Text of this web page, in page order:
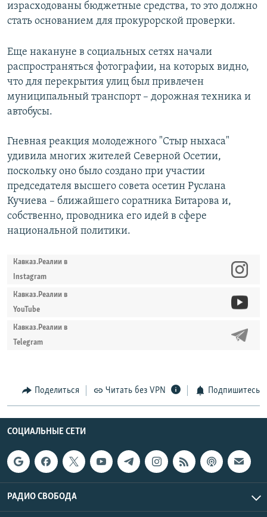
израсходованы бюджетные средства, то это должно
стать основанием для прокурорской проверки.
Еще накануне в социальных сетях начали
распространяться фотографии, на которых видно,
что для перекрытия улиц был привлечен
муниципальный транспорт – дорожная техника и
автобусы.
Гневная реакция молодежного "Стыр ныхаса"
удивила многих жителей Северной Осетии,
поскольку оно было создано при участии
председателя высшего совета осетин Руслана
Кучиева – ближайшего соратника Битарова и,
собственно, проводника его идей в сфере
национальной политики.
Кавказ.Реалии в
Instagram
Кавказ.Реалии в
YouTube
Кавказ.Реалии в
Telegram
Поделиться Читать без VPN Подпишитесь
СОЦИАЛЬНЫЕ СЕТИ
РАДИО СВОБОДА